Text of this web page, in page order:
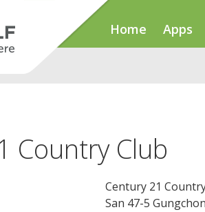
Home Apps
Country Club
Century 21
San 47-5